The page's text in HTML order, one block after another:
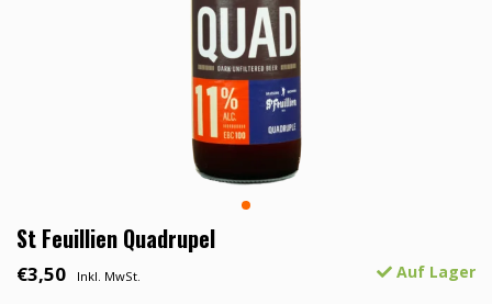
St Feuillien Quadrupel
€3,50 Inkl. MwSt. Auf Lager